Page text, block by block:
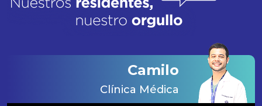
Camilo
Clínica Médica